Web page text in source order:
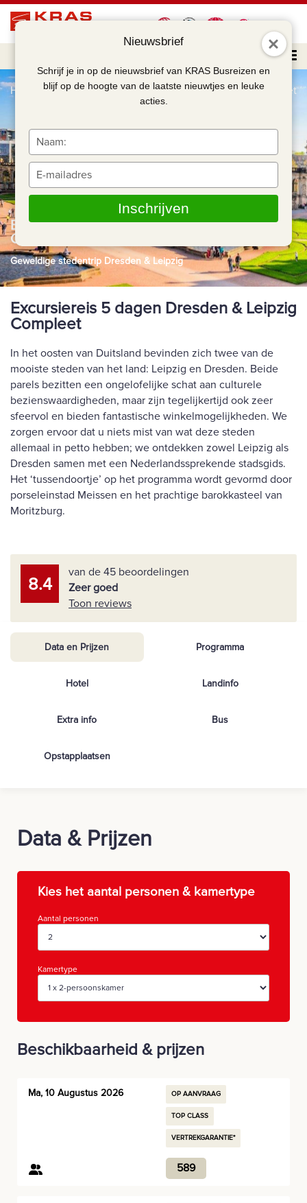
Nieuwsbrief
Schrijf je in op de nieuwsbrief van KRAS Busreizen en
blijf op de hoogte van de laatste nieuwtjes en leuke
acties.
Typ
je
naam
Typ
je
e-
Inschrijven
Home Excursiereis 5 dagen Dresden & Leipzig Compleet
Excursiereis 5 dagen Dresden & Leipzig
Compleet
Geweldige stedentrip Dresden & Leipzig
Excursiereis 5 dagen Dresden & Leipzig
Compleet
In het oosten van Duitsland bevinden zich twee van de
mooiste steden van het land: Leipzig en Dresden. Beide
parels bezitten een ongelofelijke schat aan culturele
bezienswaardigheden, maar zijn tegelijkertijd ook zeer
sfeervol en bieden fantastische winkelmogelijkheden. We
zorgen ervoor dat u niets mist van wat deze steden
allemaal in petto hebben; we ontdekken zowel Leipzig als
Dresden samen met een Nederlandssprekende stadsgids.
Het ‘tussendoortje’ op het programma wordt gevormd door
porseleinstad Meissen en het prachtige barokkasteel van
Moritzburg.
8.4
van de 45 beoordelingen
Zeer goed
Toon reviews
Data en Prijzen Programma
Hotel Landinfo
Extra info Bus
Opstapplaatsen
Data & Prijzen
Kies het aantal personen & kamertype
Aantal personen
Kamertype
Beschikbaarheid & prijzen
Ma, 10 Augustus 2026 OP AANVRAAG
TOP CLASS
VERTREKGARANTIE*
589